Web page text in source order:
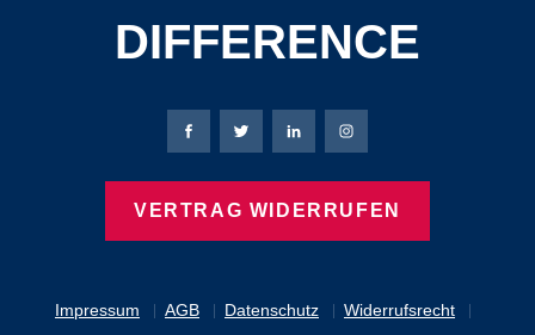
DIFFERENCE
Impressum AGB Datenschutz Widerrufsrecht
Bierbaum-Proenen Facebook-Seite
Bierbaum-Proenen Twitter Seite
Bierbaum-Proenen LinkedIn
Bierbaum-Proenen
VERTRAG WIDERRUFEN